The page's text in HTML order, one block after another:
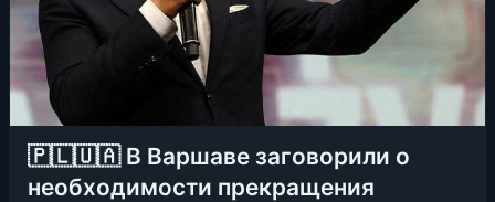
🇵🇱🇺🇦 В Варшаве заговорили о
необходимости прекращения